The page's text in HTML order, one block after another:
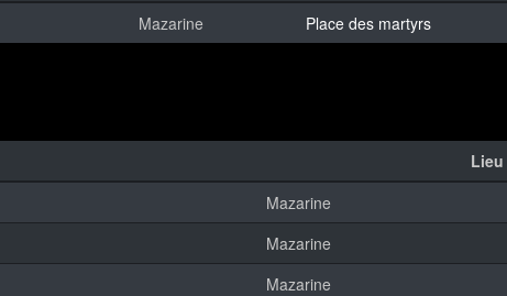
Mazarine Place des martyrs
Lieu
Mazarine
Mazarine
Mazarine